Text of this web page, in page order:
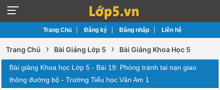
Trang Chủ Đăng ký Đăng nhập Liên hệ
Trang Chủ › Bài Giảng Lớp 5 › Bài Giảng Khoa Học 5
Bài giảng Khoa học Lớp 5 - Bài 19: Phòng tránh tai nạn giao
thông đường bộ - Trường Tiểu học Vân Am 1